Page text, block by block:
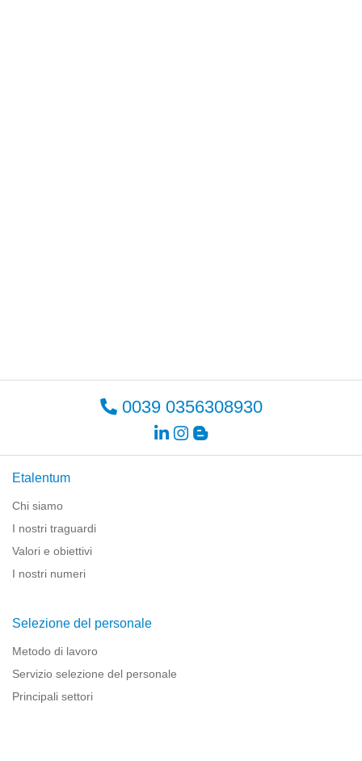
0039 0356308930
Etalentum
Chi siamo
I nostri traguardi
Valori e obiettivi
I nostri numeri
Selezione del personale
Metodo di lavoro
Servizio selezione del personale
Principali settori